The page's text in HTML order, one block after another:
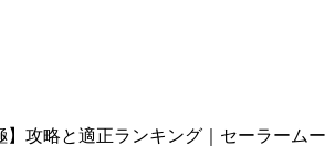
】攻略と適正ランキング｜セーラームー